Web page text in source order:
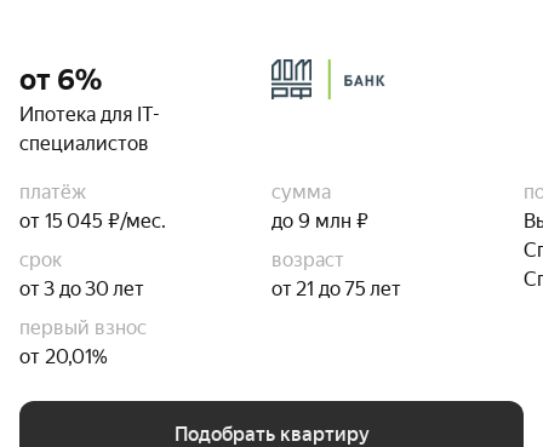
от 6%
Ипотека для IT-
специалистов
платёж
от 15 045 ₽/мес.
сумма
до 9 млн ₽
срок
от 3 до 30 лет
возраст
от 21 до 75 лет
первый взнос
от 20,01%
Подобрать квартиру